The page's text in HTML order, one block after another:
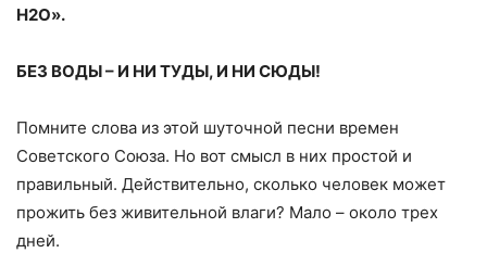
Н2О».
БЕЗ ВОДЫ – И НИ ТУДЫ, И НИ СЮДЫ!
Помните слова из этой шуточной песни времен
Советского Союза. Но вот смысл в них простой и
правильный. Действительно, сколько человек может
прожить без живительной влаги? Мало – около трех
дней.